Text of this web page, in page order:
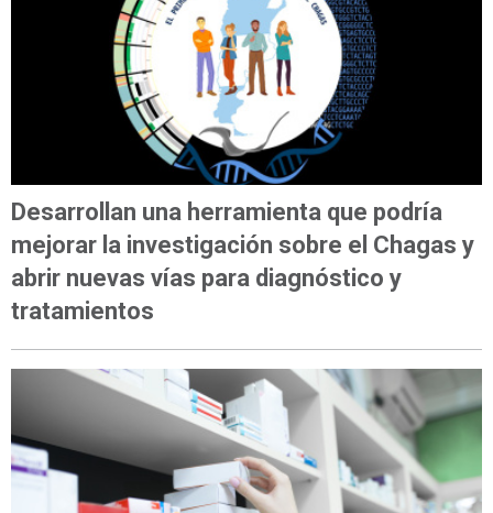
Desarrollan una herramienta que podría
mejorar la investigación sobre el Chagas y
abrir nuevas vías para diagnóstico y
tratamientos